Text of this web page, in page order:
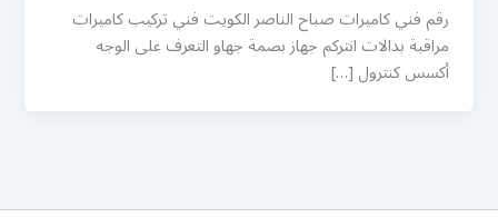
رقم فني كاميرات صباح الناصر الكويت فني تركيب كاميرات
مراقبة بدالات انتركم جهاز بصمة جهاو التعرف على الوجه
أكسس كنترول […]